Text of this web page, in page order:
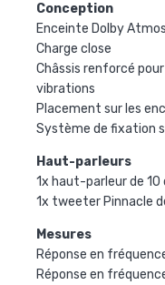
Conception
Enceinte Dolby
Charge close
Châssis renforcé
vibrations
Placement sur les
Système de fixation
Haut-parleurs
1x haut-parleur de 10
1x tweeter Pinnacle
Mesures
Réponse en
Réponse en